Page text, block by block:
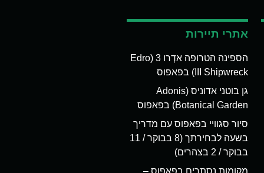
אתרי תיירות
הספינה הטרופה אדְרו 3 (Edro
III Shipwreck) בפאפוס
גן בוטני אדוניס (Adonis
Botanical Garden) בפאפוס
סיור סגוויי בפאפוס עם מדריך
בשעה לבחירתך (8 בבוקר / 11
בבוקר / 2 בצהרים)
מקומות נסתרים בפאפוס –